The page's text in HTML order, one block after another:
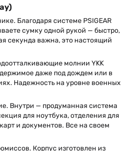
Благодаря системе PSIGEAR
сумку одной рукой — быстро,
секунда важна, это настоящий
молнии YKK
даже под дождем или в
Надежность на уровне военных
Внутри — продуманная система
для ноутбука, отделения для
и документов. Все на своем
Корпус изготовлен из